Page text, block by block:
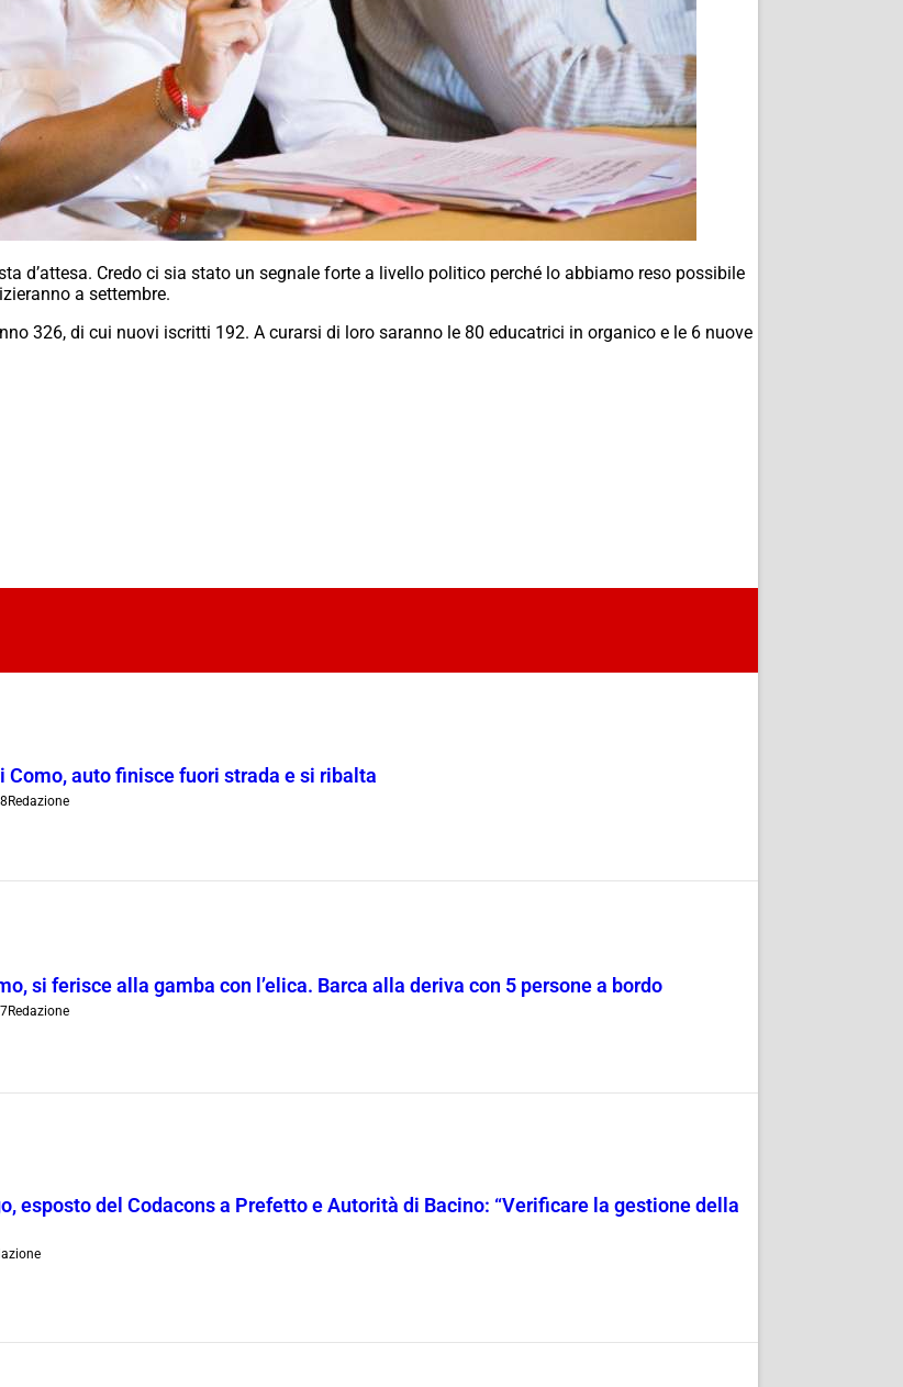
d’attesa. Credo ci sia stato un segnale forte a livello politico perché lo abbiamo reso possibile
a settembre.
326, di cui nuovi iscritti 192. A curarsi di loro saranno le 80 educatrici in organico e le 6 nuove
Como, auto finisce fuori strada e si ribalta
Redazione
si ferisce alla gamba con l’elica. Barca alla deriva con 5 persone a bordo
Redazione
esposto del Codacons a Prefetto e Autorità di Bacino: “Verificare la gestione della